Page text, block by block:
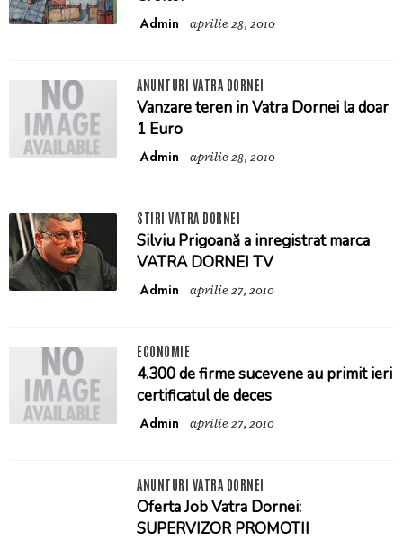
Admin aprilie 28, 2010
ANUNTURI VATRA DORNEI
Vanzare teren in Vatra Dornei la doar
1 Euro
Admin aprilie 28, 2010
STIRI VATRA DORNEI
Silviu Prigoană a inregistrat marca
VATRA DORNEI TV
Admin aprilie 27, 2010
ECONOMIE
4.300 de firme sucevene au primit ieri
certificatul de deces
Admin aprilie 27, 2010
ANUNTURI VATRA DORNEI
Oferta Job Vatra Dornei:
SUPERVIZOR PROMOTII